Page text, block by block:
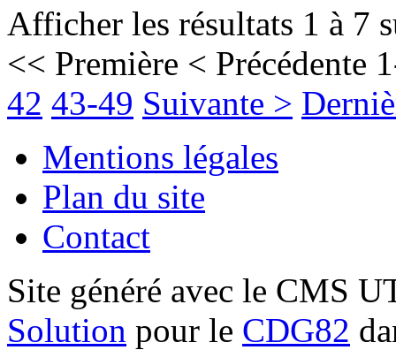
Afficher les résultats 1 à 7
<< Première < Précédente
42 43-49 Suivante >
Mentions légales
Plan du site
Contact
Site généré avec le CMS
Solution pour le CDG82